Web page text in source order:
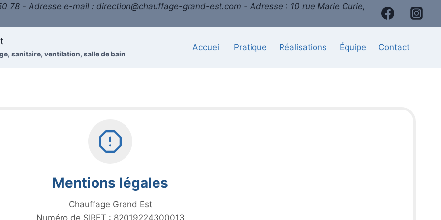
78 - Adresse e-mail : direction@chauffage-grand-est.com - Adresse : 10 rue Marie Curie,
sanitaire, ventilation, salle de bain
Accueil Pratique Réalisations Équipe Contact
Mentions légales
Chauffage Grand Est
Numéro de SIRET : 82019224300013